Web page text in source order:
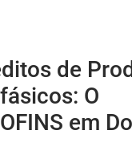
de
O
em